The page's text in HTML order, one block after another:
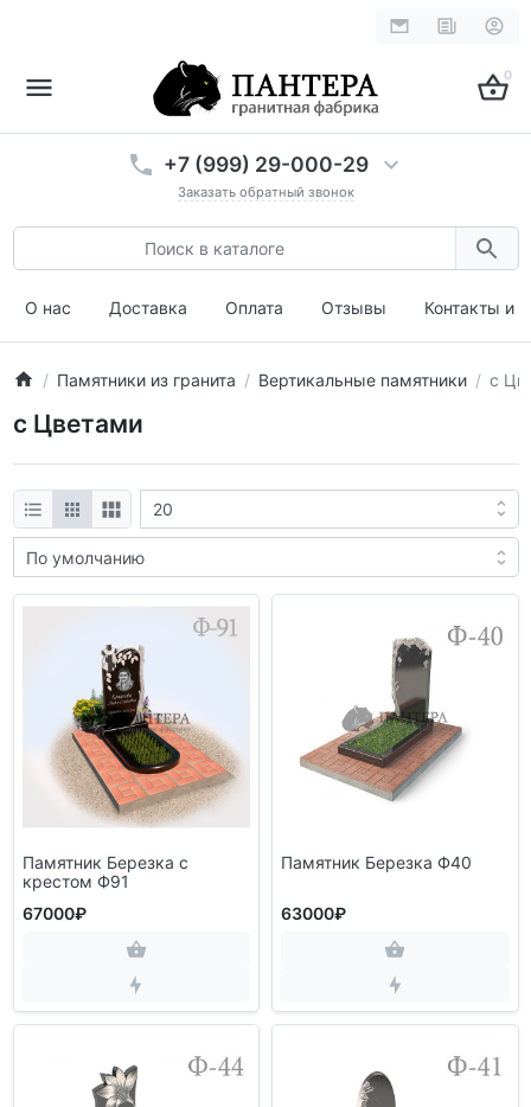
0
+7 (999) 29-000-29
Заказать обратный звонок
О нас Доставка Оплата Отзывы Контакты и
Памятники из гранита Вертикальные памятники с
с Цветами
Памятник Березка с
крестом Ф91
67000₽
Памятник Березка Ф40
63000₽